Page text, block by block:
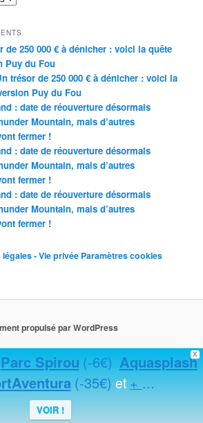
de 250 000 € à dénicher : voici la quête
Puy du Fou
trésor de 250 000 € à dénicher : voici la
Puy du Fou
: date de réouverture désormais
Mountain, mais d’autres
fermer !
: date de réouverture désormais
Mountain, mais d’autres
fermer !
: date de réouverture désormais
Mountain, mais d’autres
fermer !
- Vie privée Paramètres cookies
propulsé par WordPress
X
Parc Spirou(-6€) Aquasplash
(-35€)et+...
VOIR !